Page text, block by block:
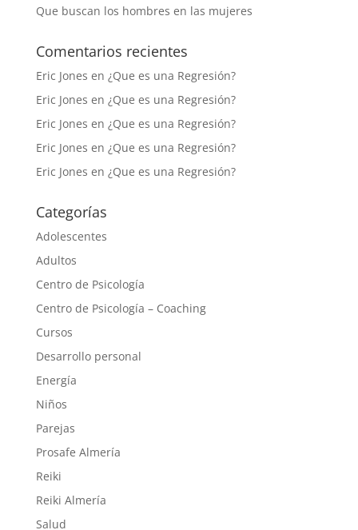
Que buscan los hombres en las mujeres
Comentarios recientes
Eric Jones en ¿Que es una Regresión?
Eric Jones en ¿Que es una Regresión?
Eric Jones en ¿Que es una Regresión?
Eric Jones en ¿Que es una Regresión?
Eric Jones en ¿Que es una Regresión?
Categorías
Adolescentes
Adultos
Centro de Psicología
Centro de Psicología – Coaching
Cursos
Desarrollo personal
Energía
Niños
Parejas
Prosafe Almería
Reiki
Reiki Almería
Salud